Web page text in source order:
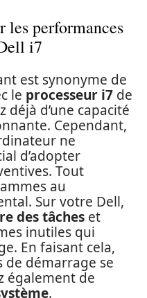
les performances
i7
est synonyme de
le processeur i7 de
déjà d’une capacité
Cependant,
ne
d’adopter
Tout
au
Sur votre Dell,
des tâches et
inutiles qui
En faisant cela,
de démarrage se
également de
.